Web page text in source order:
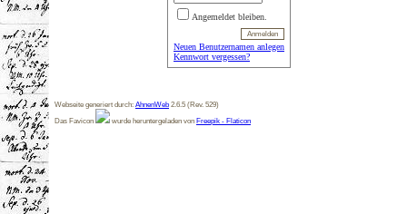
Angemeldet bleiben.
Neuen Benutzernamen anlegen
Kennwort vergessen?
Webseite generiert durch: AhnenWeb 2.6.5 (Rev. 529)
Das Favicon
wurde heruntergeladen von Freepik - Flaticon